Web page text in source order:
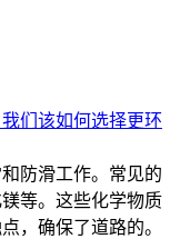
们该如何选择更环
防滑工作。常见的
等。这些化学物质
，确保了道路的。